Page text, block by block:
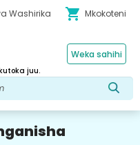
Washirika shopping_cart Mkokoteni
juu.
Weka sahihi